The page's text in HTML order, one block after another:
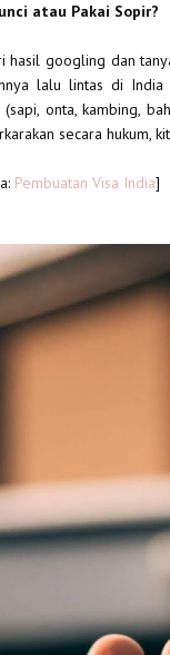
atau Pakai Sopir?
googling dan
lalu lintas di
onta, kambing,
secara hukum,
Pembuatan Visa India]